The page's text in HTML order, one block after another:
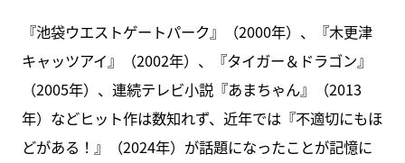
『池袋ウエストゲートパーク』（2000年）、『木更津
キャッツアイ』（2002年）、『タイガー＆ドラゴン』
（2005年）、連続テレビ小説『あまちゃん』（2013
年）などヒット作は数知れず、近年では『不適切にもほ
どがある！』（2024年）が話題になったことが記憶に